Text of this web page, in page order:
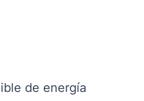
de energía